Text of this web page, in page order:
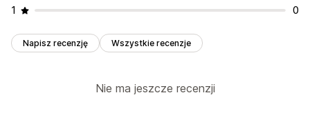
1
0
Napisz recenzję Wszystkie recenzje
Nie ma jeszcze recenzji